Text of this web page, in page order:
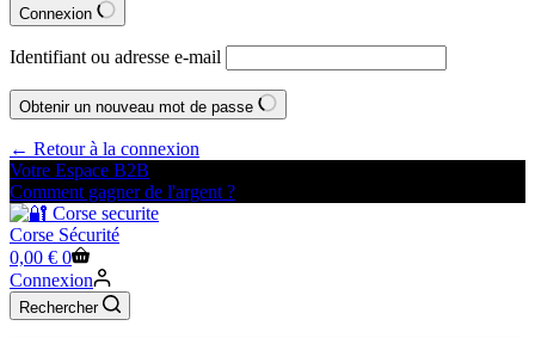
Connexion
Identifiant ou adresse e-mail
Obtenir un nouveau mot de passe
← Retour à la connexion
Votre Espace B2B
Comment gagner de l'argent ?
Corse Sécurité
Panier
d’achat
0,00 € 0
Connexion
Rechercher